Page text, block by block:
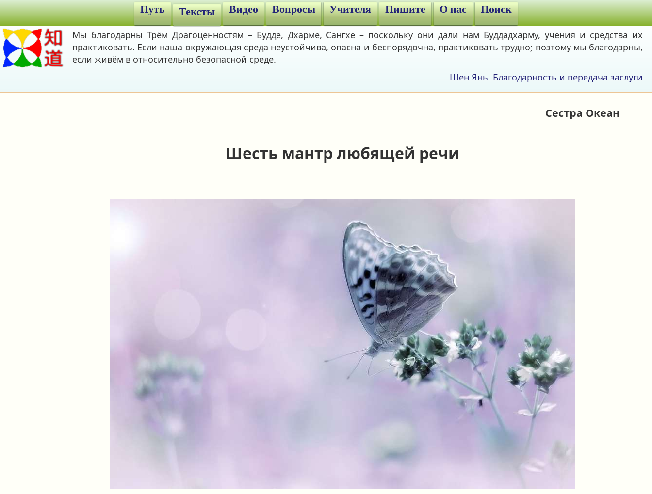
Путь Тексты Видео Вопросы Учителя Пишите О нас Поиск
Мы благодарны Трём Драгоценностям – Будде, Дхарме, Сангхе – поскольку они дали нам Буддадхарму, учения и средства их
практиковать. Если наша окружающая среда неустойчива, опасна и беспорядочна, практиковать трудно; поэтому мы благодарны,
если живём в относительно безопасной среде.
Шен Янь. Благодарность и передача заслуги
Сестра Океан
Шесть мантр любящей речи